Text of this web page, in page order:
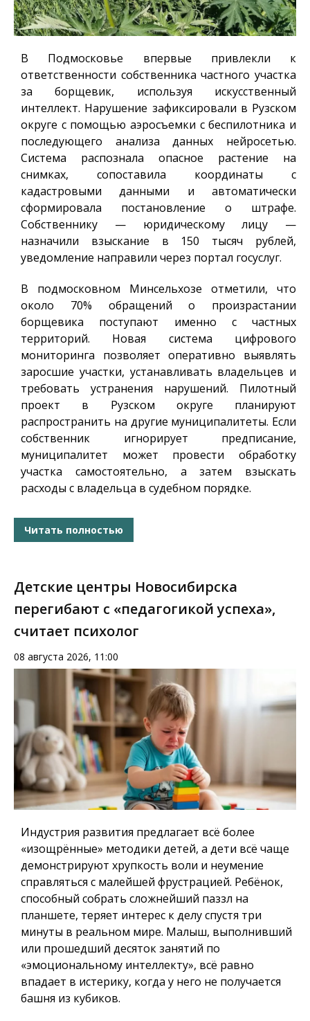
В Подмосковье впервые привлекли к
ответственности собственника частного участка
за борщевик, используя искусственный
интеллект. Нарушение зафиксировали в Рузском
округе с помощью аэросъемки с беспилотника и
последующего анализа данных нейросетью.
Система распознала опасное растение на
снимках, сопоставила координаты с
кадастровыми данными и автоматически
сформировала постановление о штрафе.
Собственнику — юридическому лицу —
назначили взыскание в 150 тысяч рублей,
уведомление направили через портал госуслуг.
В подмосковном Минсельхозе отметили, что
около 70% обращений о произрастании
борщевика поступают именно с частных
территорий. Новая система цифрового
мониторинга позволяет оперативно выявлять
заросшие участки, устанавливать владельцев и
требовать устранения нарушений. Пилотный
проект в Рузском округе планируют
распространить на другие муниципалитеты. Если
собственник игнорирует предписание,
муниципалитет может провести обработку
участка самостоятельно, а затем взыскать
расходы с владельца в судебном порядке.
Читать полностью
Детские центры Новосибирска
перегибают с «педагогикой успеха»,
считает психолог
08 августа 2026, 11:00
Индустрия развития предлагает всё более
«изощрённые» методики детей, а дети всё чаще
демонстрируют хрупкость воли и неумение
справляться с малейшей фрустрацией. Ребёнок,
способный собрать сложнейший паззл на
планшете, теряет интерес к делу спустя три
минуты в реальном мире. Малыш, выполнивший
или прошедший десяток занятий по
«эмоциональному интеллекту», всё равно
впадает в истерику, когда у него не получается
башня из кубиков.